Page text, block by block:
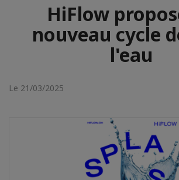
HiFlow
nouveau cycle
l'eau
Le 21/03/2025